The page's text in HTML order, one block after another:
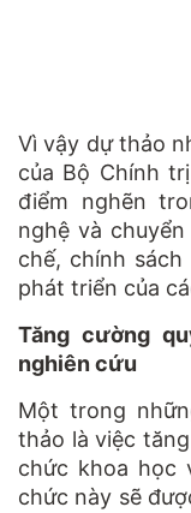
Vì vậy dự thảo
của Bộ Chính
điểm nghẽn
nghệ và
chế, chính
phát triển của
Tăng cường
nghiên cứu
Một trong
thảo là việc
chức khoa học
chức này sẽ